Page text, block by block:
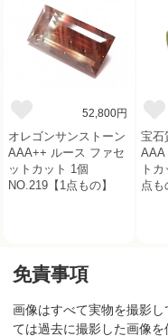
52,800円
オレゴンサンストーン
AAA++ ルース ファセ
ットカット 1個
NO.219【1点もの】
宝石
AAA
ト
点も
免責事項
画像はすべて実物を撮影
ては過去に撮影した画像を